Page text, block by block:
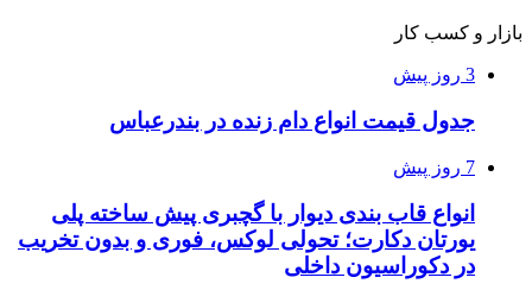
بازار و کسب کار
3 روز پیش
جدول قیمت انواع دام زنده در بندرعباس
7 روز پیش
انواع قاب بندی دیوار با گچبری پیش ساخته پلی
یورتان دکارت؛ تحولی لوکس، فوری و بدون تخریب
در دکوراسیون داخلی